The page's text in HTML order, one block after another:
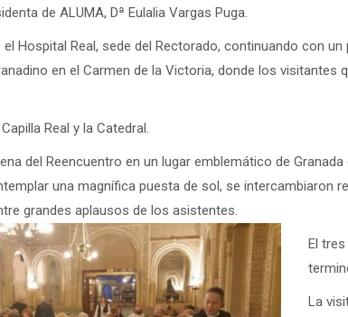
de ALUMA, Dª Eulalia Vargas Puga.
Hospital Real, sede del Rectorado, continuando con
en el Carmen de la Victoria, donde los visitantes
Real y la Catedral.
del Reencuentro en un lugar emblemático de
una magnífica puesta de sol, se intercambiaron
grandes aplausos de los asistentes.
El
La